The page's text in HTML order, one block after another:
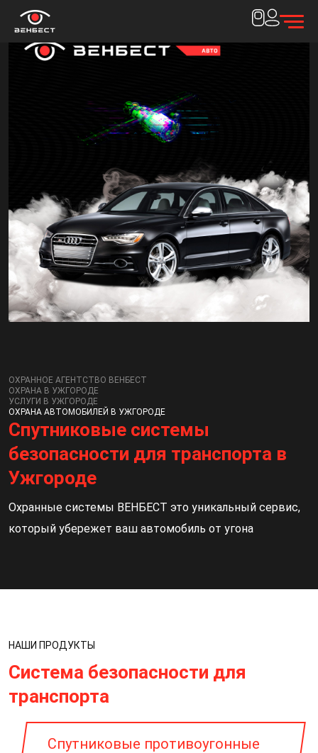
ОХРАННОЕ АГЕНТСТВО ВЕНБЕСТ
ОХРАНА В УЖГОРОДЕ
УСЛУГИ В УЖГОРОДЕ
ОХРАНА АВТОМОБИЛЕЙ В УЖГОРОДЕ
Спутниковые системы
безопасности для транспорта в
Ужгороде
Охранные системы ВЕНБЕСТ это уникальный сервис,
который убережет ваш автомобиль от угона
НАШИ ПРОДУКТЫ
Система безопасности для
транспорта
Спутниковые противоугонные
Спасибо за
заявку!
Наш менеджер свяжется с вами в течение 15
Закрыть